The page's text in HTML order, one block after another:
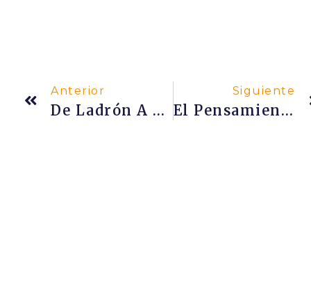
Anterior
De Ladrón A Santo Pasando Por 8.400.000 Āsanas
Siguiente
El Pensamiento Positivo Como Primer Paso